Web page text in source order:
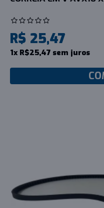
R$ 25,47
1x R$25,47 sem juros